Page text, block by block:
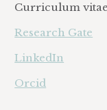
Curriculum vitae
Research Gate
LinkedIn
Orcid